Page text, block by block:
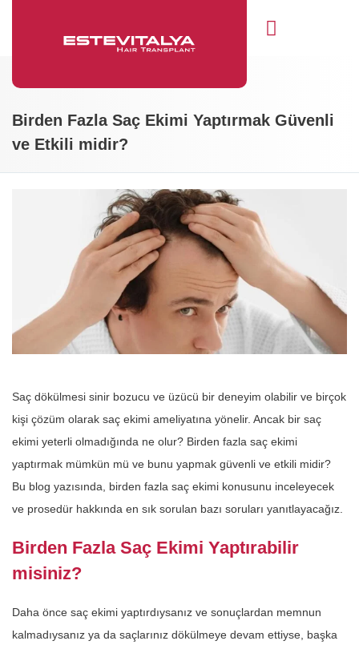
Birden Fazla Saç Ekimi Yaptırmak Güvenli
ve Etkili midir?
Saç dökülmesi sinir bozucu ve üzücü bir deneyim olabilir ve birçok
kişi çözüm olarak saç ekimi ameliyatına yönelir. Ancak bir saç
ekimi yeterli olmadığında ne olur? Birden fazla saç ekimi
yaptırmak mümkün mü ve bunu yapmak güvenli ve etkili midir?
Bu blog yazısında, birden fazla saç ekimi konusunu inceleyecek
ve prosedür hakkında en sık sorulan bazı soruları yanıtlayacağız.
Birden Fazla Saç Ekimi Yaptırabilir
misiniz?
Daha önce saç ekimi yaptırdıysanız ve sonuçlardan memnun
kalmadıysanız ya da saçlarınız dökülmeye devam ettiyse, başka